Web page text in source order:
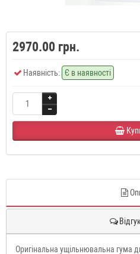
2970.00 грн.
Наявність: Є в наявності
Оригінальна ущільнювальна гума